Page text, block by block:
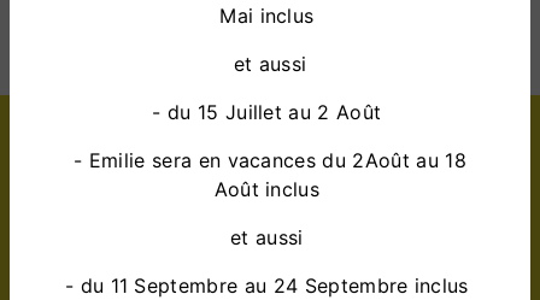
Mai inclus
et aussi
- du 15 Juillet au 2 Août
- Emilie sera en vacances du 2Août au 18
Août inclus
et aussi
- du 11 Septembre au 24 Septembre inclus
Contactez nous